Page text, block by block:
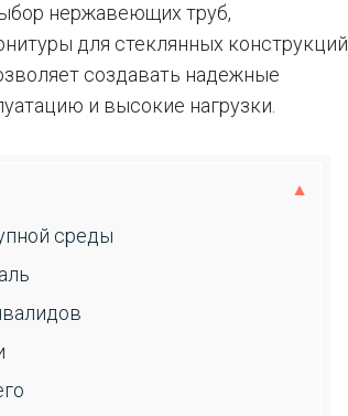
нержавеющих труб,
для стеклянных конструкций.
создавать надежные
и высокие нагрузки.
среды